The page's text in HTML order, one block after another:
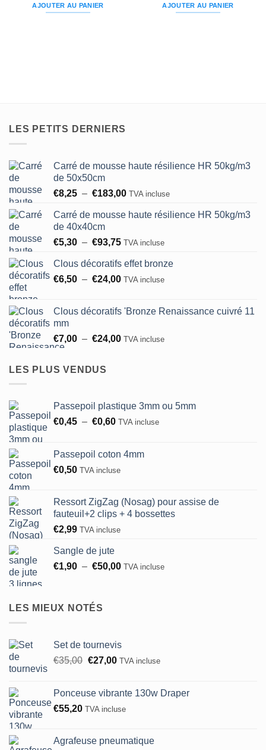
AJOUTER AU PANIER AJOUTER AU PANIER
LES PETITS DERNIERS
Carré de mousse haute résilience HR 50kg/m3
de 50x50cm
€8,25 – €183,00Plage
prix :
à
TVA incluse
Carré de mousse haute résilience HR 50kg/m3
de 40x40cm
€5,30 – €93,75Plage
prix :
€5,30
TVA incluse
Clous décoratifs effet bronze
€6,50 – €24,00Plage
€6,50
€24,00
TVA incluse
Clous décoratifs 'Bronze Renaissance cuivré 11
mm
€7,00 – €24,00Plage
€24,00
TVA incluse
LES PLUS VENDUS
Passepoil plastique 3mm ou 5mm
€0,45 – €0,60Plage
€0,45
à
TVA incluse
Passepoil coton 4mm
€0,50 TVA incluse
Ressort ZigZag (Nosag) pour assise de
fauteuil+2 clips + 4 bossettes
€2,99 TVA incluse
Sangle de jute
€1,90 – €50,00Plage
TVA incluse
LES MIEUX NOTÉS
Set de tournevis
€35,00 Le
était :
€35,00.
€27,00Le
est :
€27,00.
TVA incluse
Ponceuse vibrante 130w Draper
€55,20 TVA incluse
Agrafeuse pneumatique